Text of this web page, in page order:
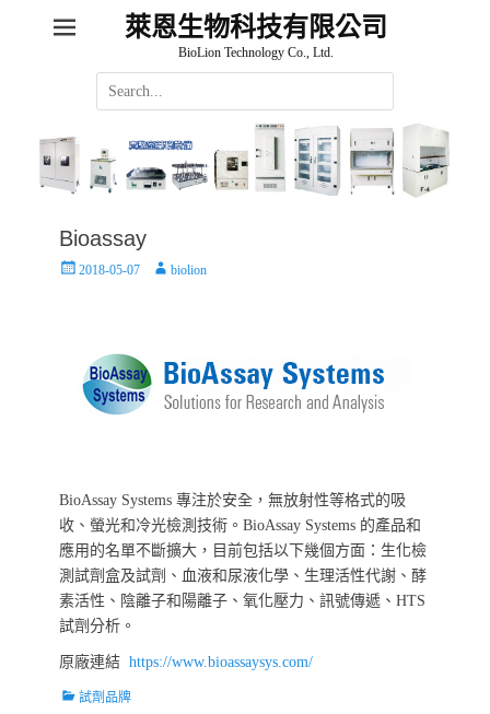
萊恩生物科技有限公司
BioLion Technology Co., Ltd.
Search
for:
Bioassay
Posted2018-05-07 Authorbiolion
BioAssay Systems 專注於安全，無放射性等格式的吸
收、螢光和冷光檢測技術。BioAssay Systems 的產品和
應用的名單不斷擴大，目前包括以下幾個方面：生化檢
測試劑盒及試劑、血液和尿液化學、生理活性代謝、酵
素活性、陰離子和陽離子、氧化壓力、訊號傳遞、HTS
試劑分析。
原廠連結 https://www.bioassaysys.com/
Categories
試劑品牌